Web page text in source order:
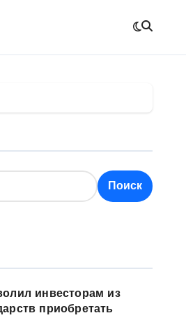
Поиск
инвесторам из
приобретать